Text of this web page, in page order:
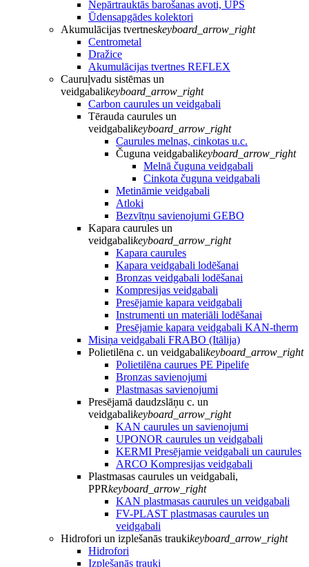
Nepārtrauktās barošanas avoti, UPS
Ūdensapgādes kolektori
Akumulācijas tvertneskeyboard_arrow_right
Centrometal
Dražice
Akumulācijas tvertnes REFLEX
Cauruļvadu sistēmas un
veidgabalikeyboard_arrow_right
Carbon caurules un veidgabali
Tērauda caurules un
veidgabalikeyboard_arrow_right
Caurules melnas, cinkotas u.c.
Čuguna veidgabalikeyboard_arrow_right
Melnā čuguna veidgabali
Cinkota čuguna veidgabali
Metināmie veidgabali
Atloki
Bezvītņu savienojumi GEBO
Kapara caurules un
veidgabalikeyboard_arrow_right
Kapara caurules
Kapara veidgabali lodēšanai
Bronzas veidgabali lodēšanai
Kompresijas veidgabali
Presējamie kapara veidgabali
Instrumenti un materiāli lodēšanai
Presējamie kapara veidgabali KAN-therm
Misiņa veidgabali FRABO (Itālija)
Polietilēna c. un veidgabalikeyboard_arrow_right
Polietilēna caurues PE Pipelife
Bronzas savienojumi
Plastmasas savienojumi
Presējamā daudzslāņu c. un
veidgabalikeyboard_arrow_right
KAN caurules un savienojumi
UPONOR caurules un veidgabali
KERMI Presējamie veidgabali un caurules
ARCO Kompresijas veidgabali
Plastmasas caurules un veidgabali,
PPRkeyboard_arrow_right
KAN plastmasas caurules un veidgabali
FV-PLAST plastmasas caurules un
veidgabali
Hidrofori un izplešanās traukikeyboard_arrow_right
Hidrofori
Izplešanās trauki